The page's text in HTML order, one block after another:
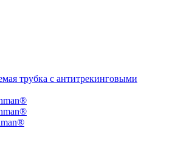
трубка с антитрекинговыми